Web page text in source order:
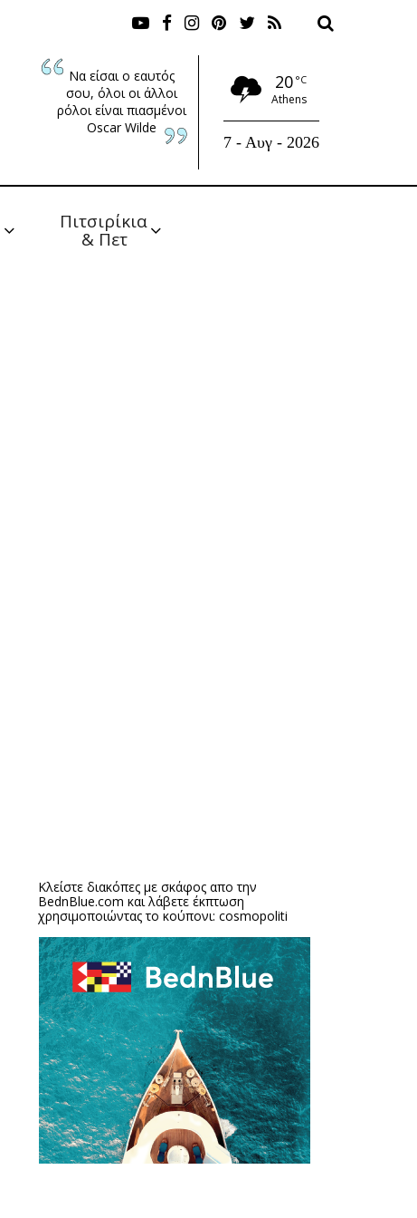
Να είσαι ο εαυτός
σου, όλοι οι άλλοι
ρόλοι είναι πιασμένοι
Oscar Wilde
20 °C
Athens
7 - Αυγ - 2026
Πιτσιρίκια
& Πετ
Κλείστε διακόπες με σκάφος απο την
BednBlue.com και λάβετε έκπτωση
χρησιμοποιώντας το κούπονι: cosmopoliti